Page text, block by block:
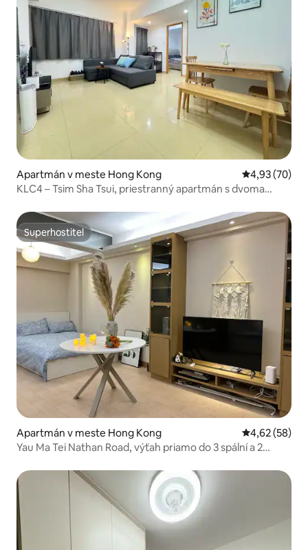
Apartmán v meste Hong Kong Priemerné
4,93 (70)
KLC4 – Tsim Sha Tsui, priestranný apartmán s dvoma
Superhostiteľ
Superhostiteľ
Apartmán v meste Hong Kong Priemerné
4,62 (58)
Yau Ma Tei Nathan Road, výťah priamo do 3 spální a 2
priestranný 80 metrov štvorcových, pre 8 ľudí